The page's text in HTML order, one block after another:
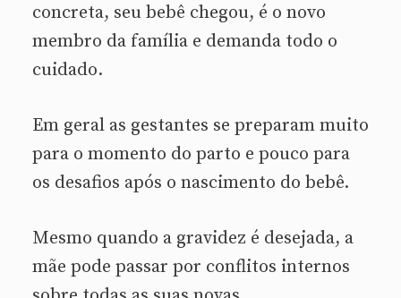
concreta, seu bebê chegou, é o novo
membro da família e demanda todo o
cuidado.
Em geral as gestantes se preparam muito
para o momento do parto e pouco para
os desafios após o nascimento do bebê.
Mesmo quando a gravidez é desejada, a
mãe pode passar por conflitos internos